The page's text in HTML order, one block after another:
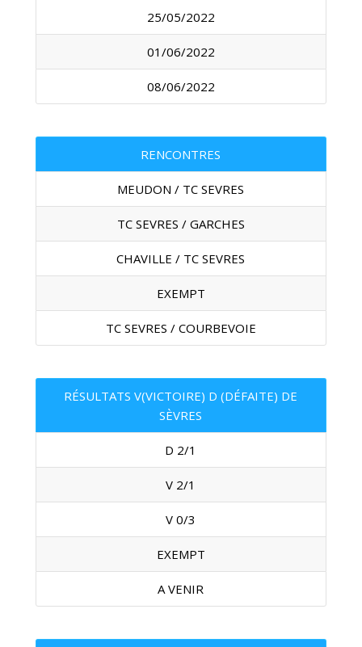
25/05/2022
01/06/2022
08/06/2022
RENCONTRES
MEUDON / TC SEVRES
TC SEVRES / GARCHES
CHAVILLE / TC SEVRES
EXEMPT
TC SEVRES / COURBEVOIE
RÉSULTATS V(VICTOIRE) D (DÉFAITE) DE
SÈVRES
D 2/1
V 2/1
V 0/3
EXEMPT
A VENIR